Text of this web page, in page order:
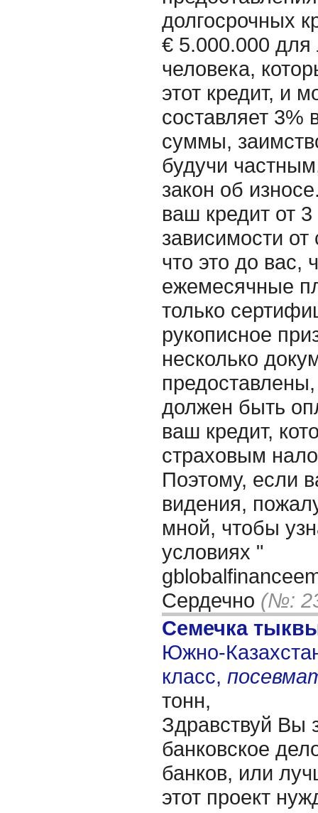
долгосрочных
€ 5.000.000 для
человека,
этот кредит, и
составляет 3%
суммы,
будучи
закон об
ваш кредит от
зависимости
что это до вас,
ежемесячные
только
рукописное
несколько
должен быть
ваш кредит,
страховым
Поэтому, если
видения,
мной, чтобы
условиях "
Сердечно (№:
Семечка
Южно-
класс,
тонн,
Здравствуй Вы
банковское
банков, или
этот проект